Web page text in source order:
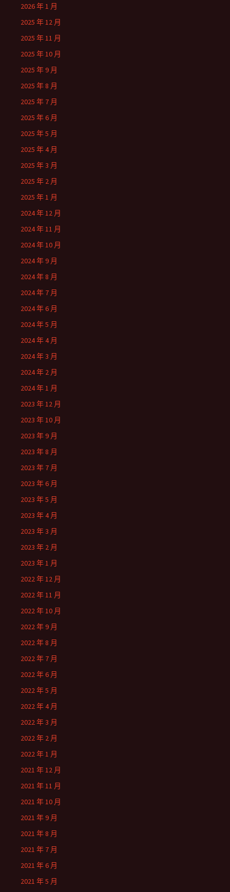
2026 年 1 月
2025 年 12 月
2025 年 11 月
2025 年 10 月
2025 年 9 月
2025 年 8 月
2025 年 7 月
2025 年 6 月
2025 年 5 月
2025 年 4 月
2025 年 3 月
2025 年 2 月
2025 年 1 月
2024 年 12 月
2024 年 11 月
2024 年 10 月
2024 年 9 月
2024 年 8 月
2024 年 7 月
2024 年 6 月
2024 年 5 月
2024 年 4 月
2024 年 3 月
2024 年 2 月
2024 年 1 月
2023 年 12 月
2023 年 10 月
2023 年 9 月
2023 年 8 月
2023 年 7 月
2023 年 6 月
2023 年 5 月
2023 年 4 月
2023 年 3 月
2023 年 2 月
2023 年 1 月
2022 年 12 月
2022 年 11 月
2022 年 10 月
2022 年 9 月
2022 年 8 月
2022 年 7 月
2022 年 6 月
2022 年 5 月
2022 年 4 月
2022 年 3 月
2022 年 2 月
2022 年 1 月
2021 年 12 月
2021 年 11 月
2021 年 10 月
2021 年 9 月
2021 年 8 月
2021 年 7 月
2021 年 6 月
2021 年 5 月